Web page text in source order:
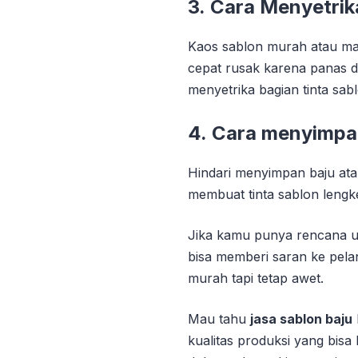
3. Cara
Kaos sablon murah atau
cepat rusak karena panas
menyetrika bagian tinta
4. Cara
Hindari menyimpan baju
membuat tinta sablon
Jika kamu punya rencana
bisa memberi saran ke
murah tapi tetap awet.
Mau tahu jasa sablon baju
kualitas produksi yang